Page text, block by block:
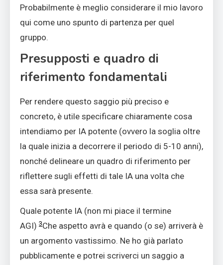
Probabilmente è meglio considerare il mio lavoro
qui come uno spunto di partenza per quel
gruppo.
Presupposti e quadro di
riferimento fondamentali
Per rendere questo saggio più preciso e
concreto, è utile specificare chiaramente cosa
intendiamo per IA potente (ovvero la soglia oltre
la quale inizia a decorrere il periodo di 5-10 anni),
nonché delineare un quadro di riferimento per
riflettere sugli effetti di tale IA una volta che
essa sarà presente.
Quale potente IA (non mi piace il termine
AGI) 3Che aspetto avrà e quando (o se) arriverà è
un argomento vastissimo. Ne ho già parlato
pubblicamente e potrei scriverci un saggio a